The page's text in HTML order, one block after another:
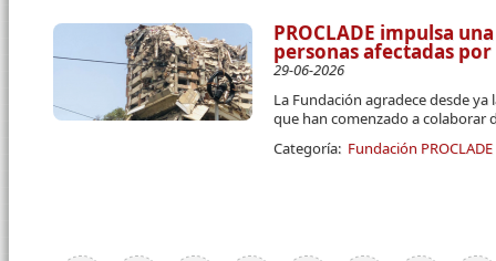
PROCLADE impulsa
personas afectadas
29-06-2026
La Fundación agradece desde
que han comenzado a colaborar
Categoría: Fundación PROCLADE